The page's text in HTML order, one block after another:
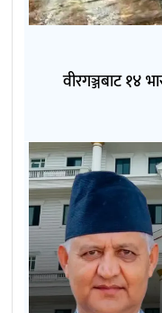
वीरगञ्जबाट १४